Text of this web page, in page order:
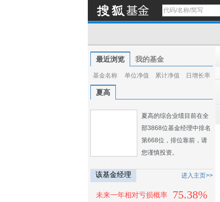
最近浏览 我的基金
基金名称 单位净值 累计净值 日增长率
夏高
夏高的综合业绩目前在全
部3868位基金经理中排名
第668位，排位靠前，请
您谨慎投资。
该基金经理 进入主页>>
未来一年相对亏损概率 75.38%